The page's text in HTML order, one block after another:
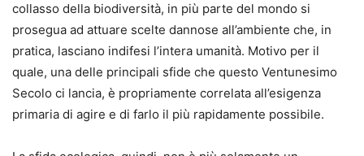
collasso della biodiversità, in più parte del mondo si
prosegua ad attuare scelte dannose all’ambiente che, in
pratica, lasciano indifesi l’intera umanità. Motivo per il
quale, una delle principali sfide che questo Ventunesimo
Secolo ci lancia, è propriamente correlata all’esigenza
primaria di agire e di farlo il più rapidamente possibile.